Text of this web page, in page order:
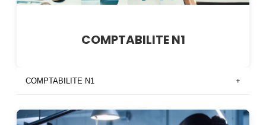
COMPTABILITE N1
COMPTABILITE N1 +